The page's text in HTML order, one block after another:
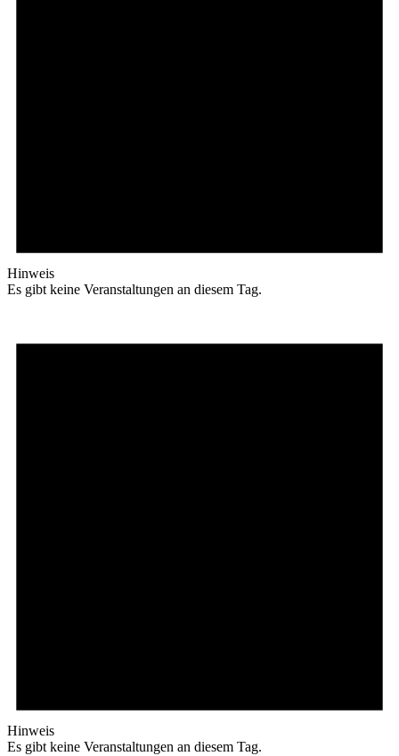
Hinweis
Es gibt keine Veranstaltungen an diesem Tag.
Hinweis
Es gibt keine Veranstaltungen an diesem Tag.